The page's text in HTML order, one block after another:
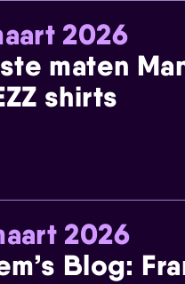
2026
maten
shirts
2026
Blog: